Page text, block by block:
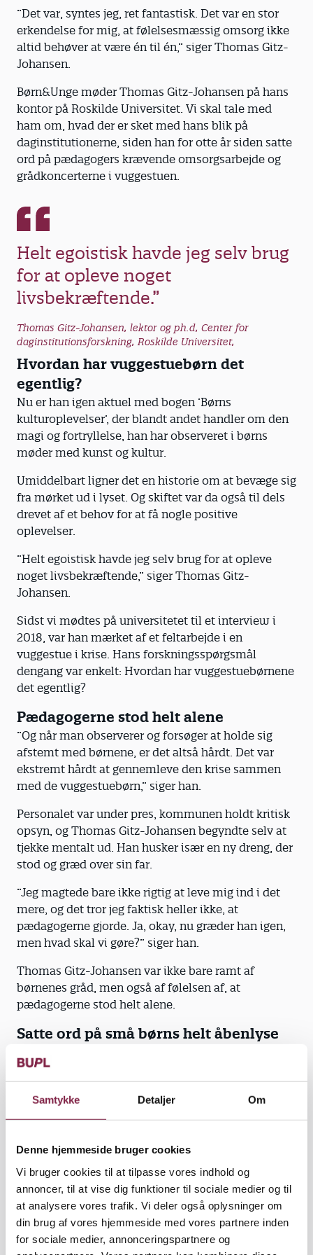
Samtykke Detaljer Om
Denne hjemmeside bruger cookies
Vi bruger cookies til at tilpasse vores indhold og
annoncer, til at vise dig funktioner til sociale medier og til
at analysere vores trafik. Vi deler også oplysninger om
din brug af vores hjemmeside med vores partnere inden
for sociale medier, annonceringspartnere og
”Det var, syntes jeg, ret fantastisk. Det var en stor
erkendelse for mig, at følelsesmæssig omsorg ikke
altid behøver at være én til én,” siger Thomas Gitz-
Johansen.
Børn&Unge møder Thomas Gitz-Johansen på hans
kontor på Roskilde Universitet. Vi skal tale med
ham om, hvad der er sket med hans blik på
daginstitutionerne, siden han for otte år siden satte
ord på pædagogers krævende omsorgsarbejde og
grådkoncerterne i vuggestuen.
Helt egoistisk havde jeg selv brug
for at opleve noget
livsbekræftende.”
Thomas Gitz-Johansen, lektor og ph.d, Center for
daginstitutionsforskning, Roskilde Universitet,
Hvordan har vuggestuebørn det
egentlig?
Nu er han igen aktuel med bogen ’Børns
kulturoplevelser’, der blandt andet handler om den
magi og fortryllelse, han har observeret i børns
møder med kunst og kultur.
Umiddelbart ligner det en historie om at bevæge sig
fra mørket ud i lyset. Og skiftet var da også til dels
drevet af et behov for at få nogle positive
oplevelser.
”Helt egoistisk havde jeg selv brug for at opleve
noget livsbekræftende,” siger Thomas Gitz-
Johansen.
Sidst vi mødtes på universitetet til et interview i
2018, var han mærket af et feltarbejde i en
vuggestue i krise. Hans forskningsspørgsmål
dengang var enkelt: Hvordan har vuggestuebørnene
det egentlig?
Pædagogerne stod helt alene
”Og når man observerer og forsøger at holde sig
afstemt med børnene, er det altså hårdt. Det var
ekstremt hårdt at gennemleve den krise sammen
med de vuggestuebørn,” siger han.
Personalet var under pres, kommunen holdt kritisk
opsyn, og Thomas Gitz-Johansen begyndte selv at
tjekke mentalt ud. Han husker især en ny dreng, der
stod og græd over sin far.
”Jeg magtede bare ikke rigtig at leve mig ind i det
mere, og det tror jeg faktisk heller ikke, at
pædagogerne gjorde. Ja, okay, nu græder han igen,
men hvad skal vi gøre?” siger han.
Thomas Gitz-Johansen var ikke bare ramt af
børnenes gråd, men også af følelsen af, at
pædagogerne stod helt alene.
Satte ord på små børns helt åbenlyse
behov
”I en situation, hvor man bare virkelig ville ønske, at
pædagogerne blev overladt til sig selv, og de gjorde,
hvad de kunne.”
I bogen ’Vuggestueliv’ fra 2019 satte Thomas Gitz-
Johansen ord på pædagogernes krævende
omsorgsarbejde og de små børns helt åbenlyse
behov for tryghed, tilknytning, trøst og nærvær. Det
gav brændstof til en debat, der siden har flyttet sig.
I dag fylder normeringer, omsorg, mistrivsel og små